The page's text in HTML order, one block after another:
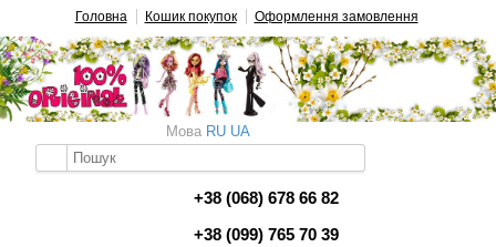
Головна Кошик покупок Оформлення замовлення
Мова RU UA
+38 (068) 678 66 82
+38 (099) 765 70 39